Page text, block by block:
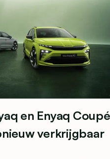
en Enyaq Coupé
verkrijgbaar